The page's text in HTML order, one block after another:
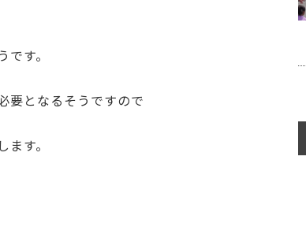
す。
要となるそうですので
す。